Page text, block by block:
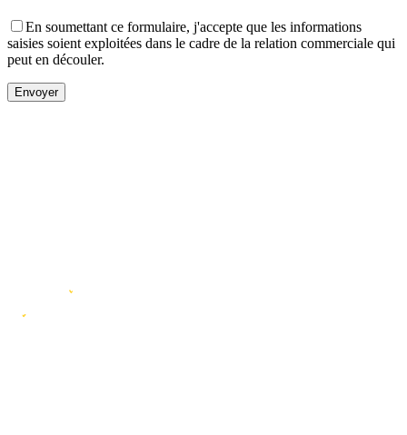
En soumettant ce formulaire, j'accepte que les informations
saisies soient exploitées dans le cadre de la relation commerciale qui
peut en découler.